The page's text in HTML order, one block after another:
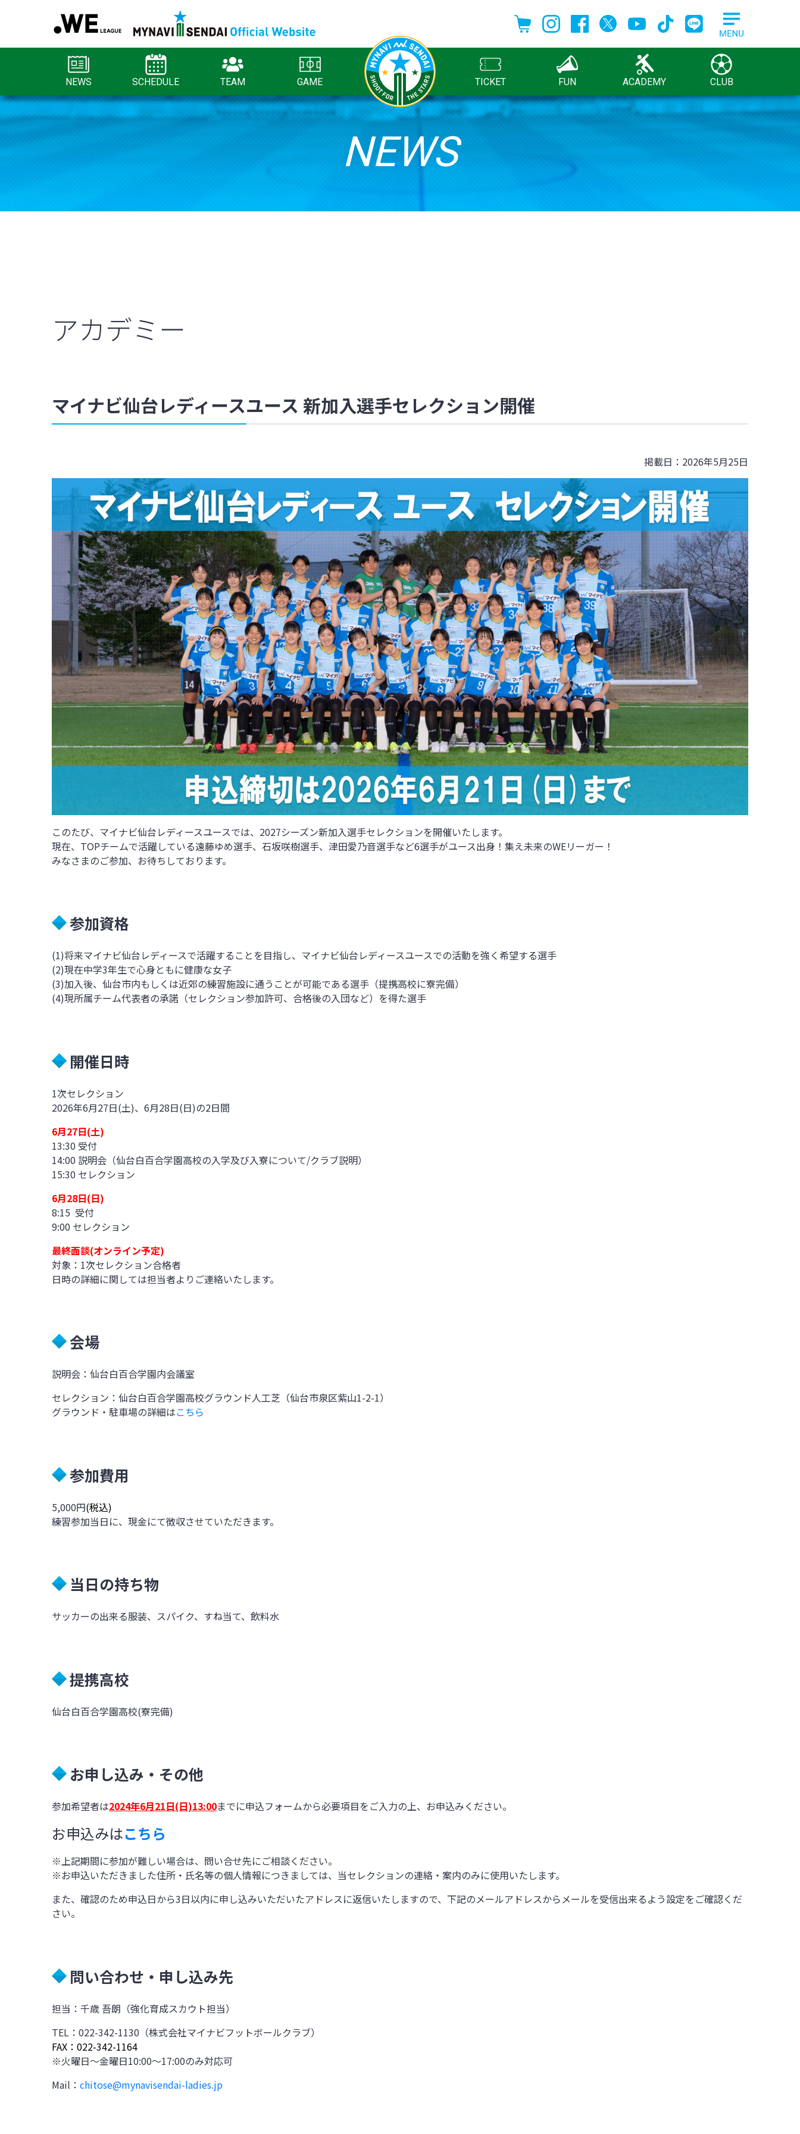
NEWS SCHEDULE TEAM GAME TICKET FUN ACADEMY CLUB
NEWS
アカデミー
マイナビ仙台レディースユース 新加入選手セレクション開催
掲載日：2026年5月25日
このたび、マイナビ仙台レディースユースでは、2027シーズン新加入選手セレクションを開催いたします。
現在、TOPチームで活躍している遠藤ゆめ選手、石坂咲樹選手、津田愛乃音選手など6選手がユース出身！ 集え未来のWEリーガー！
みなさまのご参加、お待ちしております。
参加資格
(1)将来マイナビ仙台レディースで活躍することを目指し、マイナビ仙台レディースユースでの活動を強く希望する選手
(2)現在中学3年生で心身ともに健康な女子
(3)加入後、仙台市内もしくは近郊の練習施設に通うことが可能である選手（提携高校に寮完備）
(4)現所属チーム代表者の承諾（セレクション参加許可、合格後の入団など）を得た選手
開催日時
1次セレクション
2026年6月27日(土)、6月28日(日)の2日間
6月27日(土)
13:30 受付
14:00 説明会（仙台白百合学園高校の入学及び入寮について/クラブ説明）
15:30 セレクション
6月28日(日)
8:15 受付
9:00 セレクション
最終面談(オンライン予定)
対象： 1次セレクション合格者
日時の詳細に関しては担当者よりご連絡いたします。
会場
説明会：仙台白百合学園内会議室
セレクション：仙台白百合学園高校グラウンド人工芝（仙台市泉区紫山1-2-1）
グラウンド・駐車場の詳細はこちら
参加費用
5,000円(税込)
練習参加当日に、現金にて徴収させていただきます。
当日の持ち物
サッカーの出来る服装、スパイク、すね当て、飲料水
提携高校
仙台白百合学園高校(寮完備)
お申し込み・その他
参加希望者は2024年6月21日(日)13:00までに申込フォームから必要項目をご入力の上、お申込みください。
お申込みはこちら
※上記期間に参加が難しい場合は、問い合せ先にご相談ください。
※お申込いただきました住所・氏名等の個人情報につきましては、当セレクションの連絡・案内のみに使用いたします。
また、確認のため申込日から3日以内に申し込みいただいたアドレスに返信いたしますので、下記のメールアドレスからメールを受信出来るよう設定をご確認くだ
さい。
問い合わせ・申し込み先
担当：千歳 吾朗（強化育成スカウト担当）
TEL： 022-342-1130 （株式会社マイナビフットボールクラブ）
FAX：022-342-1164
※火曜日～金曜日10:00～17:00のみ対応可
Mail： chitose@mynavisendai-ladies.jp